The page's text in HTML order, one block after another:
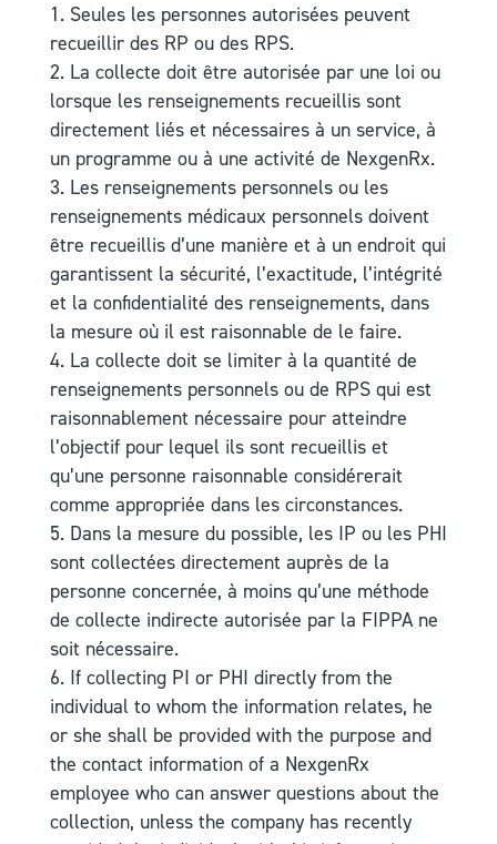
Seules les personnes autorisées peuvent
recueillir des RP ou des RPS.
La collecte doit être autorisée par une loi ou
lorsque les renseignements recueillis sont
directement liés et nécessaires à un service, à
un programme ou à une activité de NexgenRx.
Les renseignements personnels ou les
renseignements médicaux personnels doivent
être recueillis d’une manière et à un endroit qui
garantissent la sécurité, l’exactitude, l’intégrité
et la confidentialité des renseignements, dans
la mesure où il est raisonnable de le faire.
La collecte doit se limiter à la quantité de
renseignements personnels ou de RPS qui est
raisonnablement nécessaire pour atteindre
l’objectif pour lequel ils sont recueillis et
qu’une personne raisonnable considérerait
comme appropriée dans les circonstances.
Dans la mesure du possible, les IP ou les PHI
sont collectées directement auprès de la
personne concernée, à moins qu’une méthode
de collecte indirecte autorisée par la FIPPA ne
soit nécessaire.
If collecting PI or PHI directly from the
individual to whom the information relates, he
or she shall be provided with the purpose and
the contact information of a NexgenRx
employee who can answer questions about the
collection, unless the company has recently